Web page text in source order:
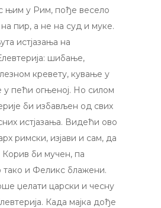
њим у Рим, пође весело
пир, а не на суд и муке.
истјазања на
шибање,
кревету, кување у
у пећи огњеној. Но силом
би избављен од свих
истјазања. Видећи ово
римски, изјави и сам, да
Корив би мучен, па
тако и Феликс блажени.
џелати царски и чесну
Када мајка дође